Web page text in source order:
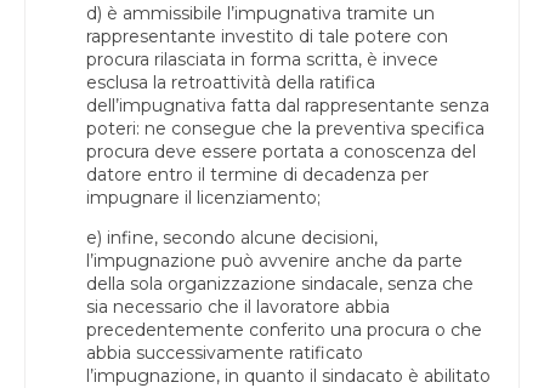
d) è ammissibile l’impugnativa tramite un
rappresentante investito di tale potere con
procura rilasciata in forma scritta, è invece
esclusa la retroattività della ratifica
dell’impugnativa fatta dal rappresentante senza
poteri: ne consegue che la preventiva specifica
procura deve essere portata a conoscenza del
datore entro il termine di decadenza per
impugnare il licenziamento;
e) infine, secondo alcune decisioni,
l’impugnazione può avvenire anche da parte
della sola organizzazione sindacale, senza che
sia necessario che il lavoratore abbia
precedentemente conferito una procura o che
abbia successivamente ratificato
l’impugnazione, in quanto il sindacato è abilitato